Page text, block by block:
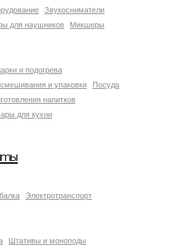
Звукосниматели
для наушников Микшеры
и подогрева
и упаковки
Посуда
напитков
для кухни
Электротранспорт
Штативы и моноподы